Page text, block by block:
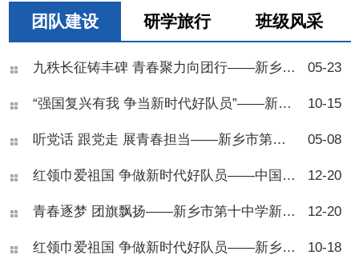
团队建设 研学旅行 班级风采
九秩长征铸丰碑 青春聚力向团行——新乡市第十中学举行2026年离队入团仪式 05-23
“强国复兴有我 争当新时代好队员”——新乡市第十中学举行2025年七年级少先队建队仪式 10-15
听党话 跟党走 展青春担当——新乡市第十中学2025年离队入团仪式 05-08
红领巾爱祖国 争做新时代好队员——中国少年先锋队新乡市第十中学第五次代表大会 12-20
青春逐梦 团旗飘扬——新乡市第十中学新团员入团仪式圆满举行 12-20
红领巾爱祖国 争做新时代好队员——新乡市第十中学举行2024年七年级少先队建队仪式 10-18